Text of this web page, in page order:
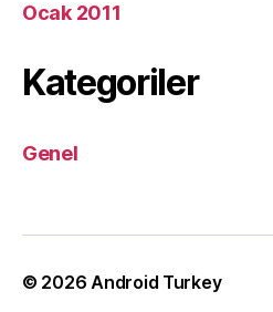
Ocak 2011
Kategoriler
Genel
© 2026Android Turkey